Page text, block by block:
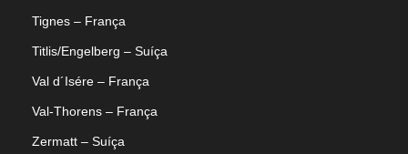
Tignes – França
Titlis/Engelberg – Suíça
Val d´Isére – França
Val-Thorens – França
Zermatt – Suíça